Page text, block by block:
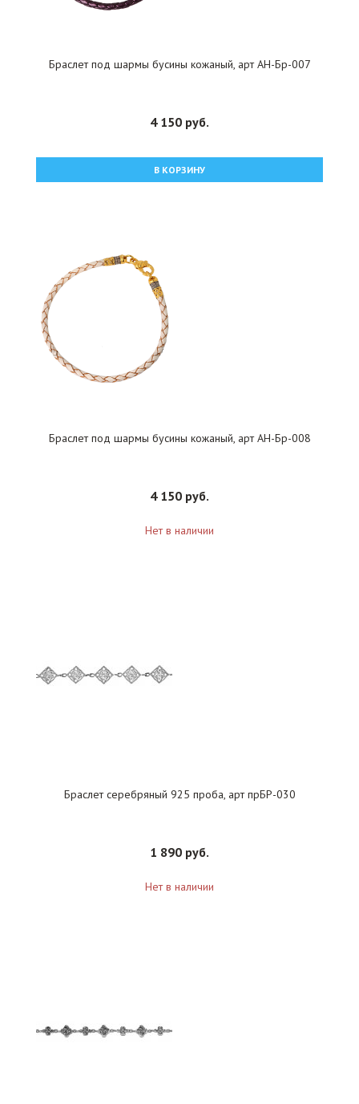
Браслет под шармы бусины кожаный, арт АН-Бр-007
4 150 руб.
В КОРЗИНУ
Браслет под шармы бусины кожаный, арт АН-Бр-008
4 150 руб.
Нет в наличии
Браслет серебряный 925 проба, арт прБР-030
1 890 руб.
Нет в наличии